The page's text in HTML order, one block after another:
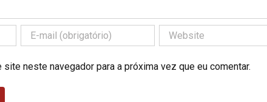
site neste navegador para a próxima vez que eu comentar.